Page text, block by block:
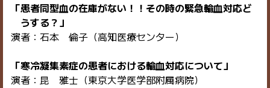
「患者同型血の在庫がない！！その時の緊急輸血対応ど
うする？」
演者：石本 倫子（高知医療センター）
「寒冷凝集素症の患者における輸血対応について」
演者：昆 雅士（東京大学医学部附属病院）